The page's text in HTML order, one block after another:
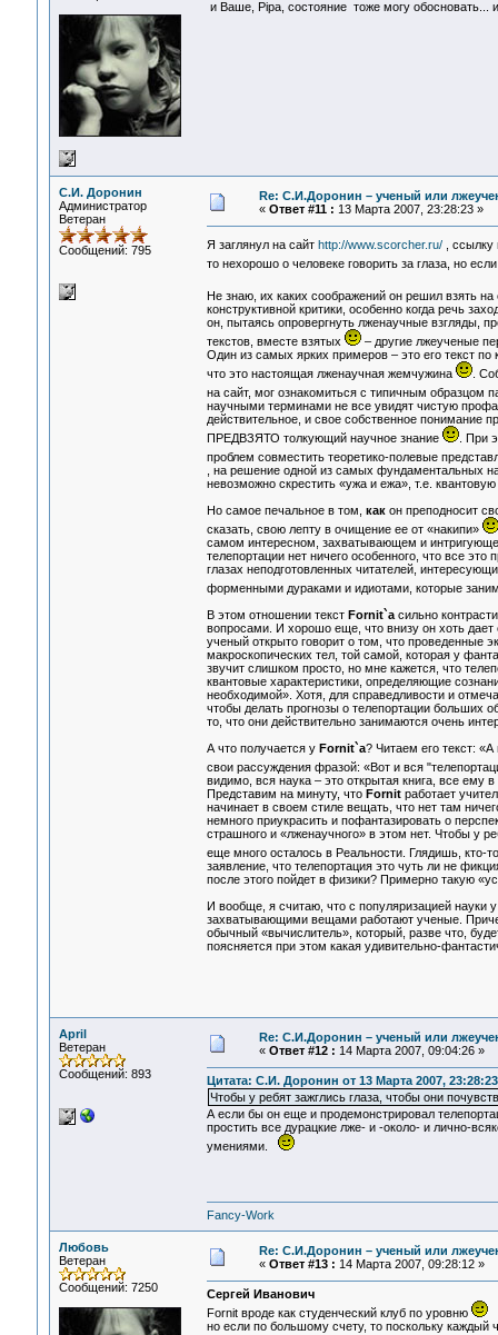
и Ваше, Pipa, состояние тоже могу обосновать...
С.И. Доронин
Администратор
Ветеран
Сообщений: 795
Re: С.И.Доронин – ученый или
« Ответ #11 : 13 Марта 2007, 23:28:23 »
Я заглянул на сайт http://www.scorcher.ru/, ссылку
то нехорошо о человеке говорить за глаза, но
Не знаю, их каких соображений он решил взять
конструктивной критики, особенно когда речь
он, пытаясь опровергнуть лженаучные взгляды,
текстов, вместе взятых
– другие лжеученые
Один из самых ярких примеров – это его текст по
что это настоящая лженаучная жемчужина
.
на сайт, мог ознакомиться с типичным образцом
научными терминами не все увидят чистую
действительное, и свое собственное понимание
ПРЕДВЗЯТО толкующий научное знание
. При
проблем совместить теоретико-полевые
, на решение одной из самых фундаментальных
невозможно скрестить «ужа и ежа», т.е.
Но самое печальное в том, какон преподносит
сказать, свою лепту в очищение ее от «накипи»
самом интересном, захватывающем и
телепортации нет ничего особенного, что все
глазах неподготовленных читателей,
форменными дураками и идиотами, которые
В этом отношении текст Fornit`асильно
вопросами. И хорошо еще, что внизу он хоть
ученый открыто говорит о том, что проведенные
макроскопических тел, той самой, которая у
звучит слишком просто, но мне кажется, что
квантовые характеристики, определяющие
необходимой». Хотя, для справедливости и
чтобы делать прогнозы о телепортации больших
то, что они действительно занимаются очень
А что получается у Fornit`а? Читаем его текст:
свои рассуждения фразой: «Вот и вся
видимо, вся наука – это открытая книга, все ему
Представим на минуту, что Fornitработает
начинает в своем стиле вещать, что нет там
немного приукрасить и пофантазировать о
страшного и «лженаучного» в этом нет. Чтобы у
еще много осталось в Реальности. Глядишь,
заявление, что телепортация это чуть ли не
после этого пойдет в физики? Примерно такую
И вообще, я считаю, что с популяризацией науки
захватывающими вещами работают ученые.
обычный «вычислитель», который, разве что,
поясняется при этом какая удивительно-
April
Ветеран
Сообщений: 893
Re: С.И.Доронин – ученый или
« Ответ #12 : 14 Марта 2007, 09:04:26 »
Цитата: С.И. Доронин от 13 Марта 2007, 23:28:23
Чтобы у ребят зажглись глаза, чтобы они
А если бы он еще и продемонстрировал
простить все дурацкие лже- и -около- и лично-
умениями.
Fancy-Work
Любовь
Ветеран
Сообщений: 7250
Re: С.И.Доронин – ученый или
« Ответ #13 : 14 Марта 2007, 09:28:12 »
Сергей Иванович
Fornit вроде как студенческий клуб по уровню
но если по большому счету, то поскольку каждый